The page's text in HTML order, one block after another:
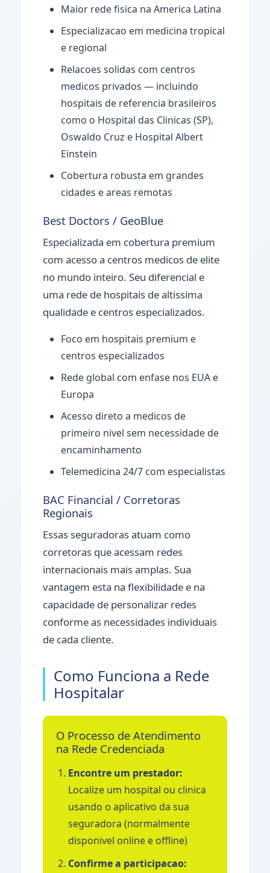
Maior rede fisica na America Latina
Especializacao em medicina tropical
e regional
Relacoes solidas com centros
medicos privados — incluindo
hospitais de referencia brasileiros
como o Hospital das Clinicas (SP),
Oswaldo Cruz e Hospital Albert
Einstein
Cobertura robusta em grandes
cidades e areas remotas
Best Doctors / GeoBlue
Especializada em cobertura premium
com acesso a centros medicos de elite
no mundo inteiro. Seu diferencial e
uma rede de hospitais de altissima
qualidade e centros especializados.
Foco em hospitais premium e
centros especializados
Rede global com enfase nos EUA e
Europa
Acesso direto a medicos de
primeiro nivel sem necessidade de
encaminhamento
Telemedicina 24/7 com especialistas
BAC Financial / Corretoras
Regionais
Essas seguradoras atuam como
corretoras que acessam redes
internacionais mais amplas. Sua
vantagem esta na flexibilidade e na
capacidade de personalizar redes
conforme as necessidades individuais
de cada cliente.
Como Funciona a Rede
Hospitalar
O Processo de Atendimento
na Rede Credenciada
Encontre um prestador:
Localize um hospital ou clinica
usando o aplicativo da sua
seguradora (normalmente
disponivel online e offline)
Confirme a participacao: